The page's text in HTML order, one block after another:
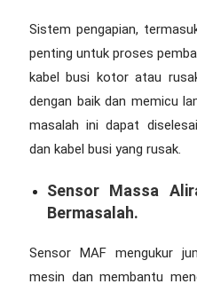
Sistem pengapian,
penting untuk proses
kabel busi kotor atau
dengan baik dan memicu
masalah ini dapat
dan kabel busi yang rusak.
Sensor Massa
Bermasalah.
Sensor MAF mengukur
mesin dan membantu